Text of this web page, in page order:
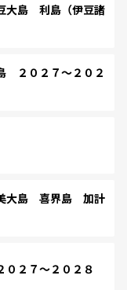
島 利島（伊豆諸
２０２７～２０２
大島 喜界島 加計
２７～２０２８